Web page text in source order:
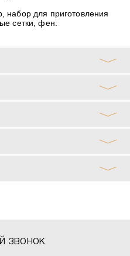
набор для приготовления
сетки, фен.
звонок